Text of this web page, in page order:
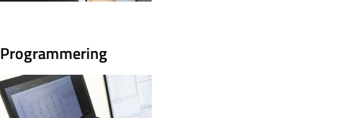
Programmering